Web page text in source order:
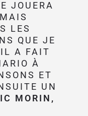
JOUERA
LES
QUE JE
A FAIT
À
ET
UN
MORIN,